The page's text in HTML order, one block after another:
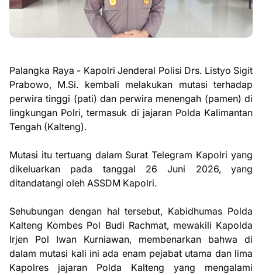
Palangka Raya - Kapolri Jenderal Polisi Drs. Listyo Sigit
Prabowo, M.Si. kembali melakukan mutasi terhadap
perwira tinggi (pati) dan perwira menengah (pamen) di
lingkungan Polri, termasuk di jajaran Polda Kalimantan
Tengah (Kalteng).
Mutasi itu tertuang dalam Surat Telegram Kapolri yang
dikeluarkan pada tanggal 26 Juni 2026, yang
ditandatangi oleh ASSDM Kapolri.
Sehubungan dengan hal tersebut, Kabidhumas Polda
Kalteng Kombes Pol Budi Rachmat, mewakili Kapolda
Irjen Pol Iwan Kurniawan, membenarkan bahwa di
dalam mutasi kali ini ada enam pejabat utama dan lima
Kapolres jajaran Polda Kalteng yang mengalami